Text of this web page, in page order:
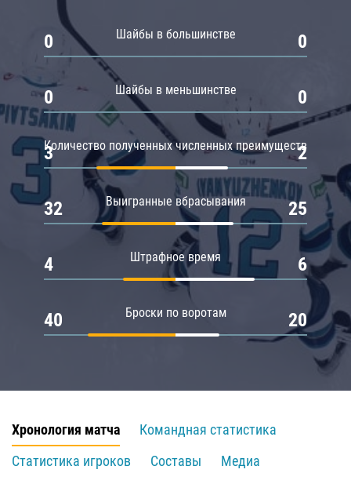
Шайбы в большинстве
0 0
Шайбы в меньшинстве
0 0
Количество полученных численных преимуществ
3 2
Выигранные вбрасывания
32 25
Штрафное время
4 6
Броски по воротам
40 20
Хронология матча
Командная статистика
Статистика игроков
Составы
Медиа